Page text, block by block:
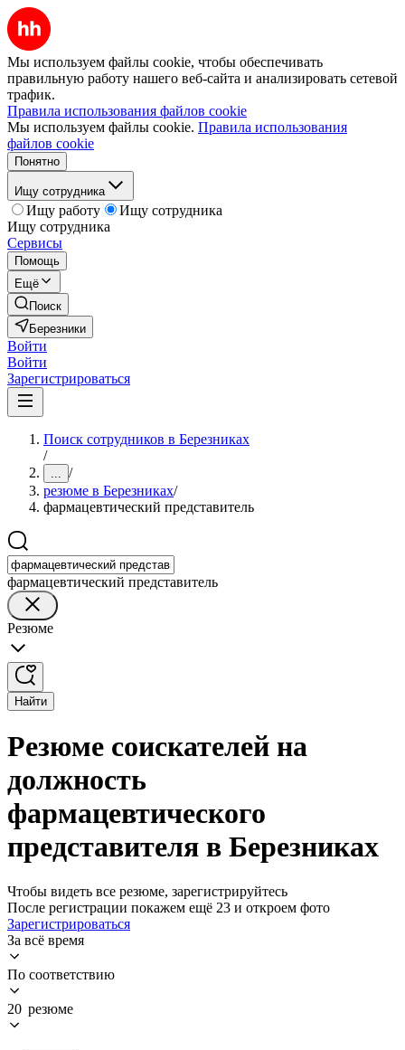
Мы используем файлы cookie, чтобы обеспечивать
правильную работу нашего веб-сайта и анализировать сетевой
трафик.
Правила использования файлов cookie
Мы используем файлы cookie. Правила использования
файлов cookie
Понятно
Ищу сотрудника
Ищу работу
Ищу сотрудника
Ищу сотрудника
Сервисы
Помощь
Ещё
Поиск
Березники
Войти
Войти
Зарегистрироваться
Поиск сотрудников в Березниках
/
... /
резюме в Березниках/
фармацевтический представитель
фармацевтический представитель
Резюме
Найти
Резюме соискателей на
должность
фармацевтического
представителя в Березниках
Чтобы видеть все резюме, зарегистрируйтесь
После регистрации покажем ещё 23 и откроем фото
Зарегистрироваться
За всё время
По соответствию
20 резюме